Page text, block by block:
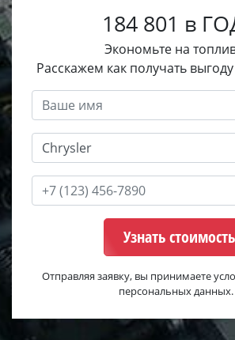
184 801 в
Экономьте на
Расскажем как получать
Узнать стоимость
Отправляя заявку, вы принимаете
персональных данных.